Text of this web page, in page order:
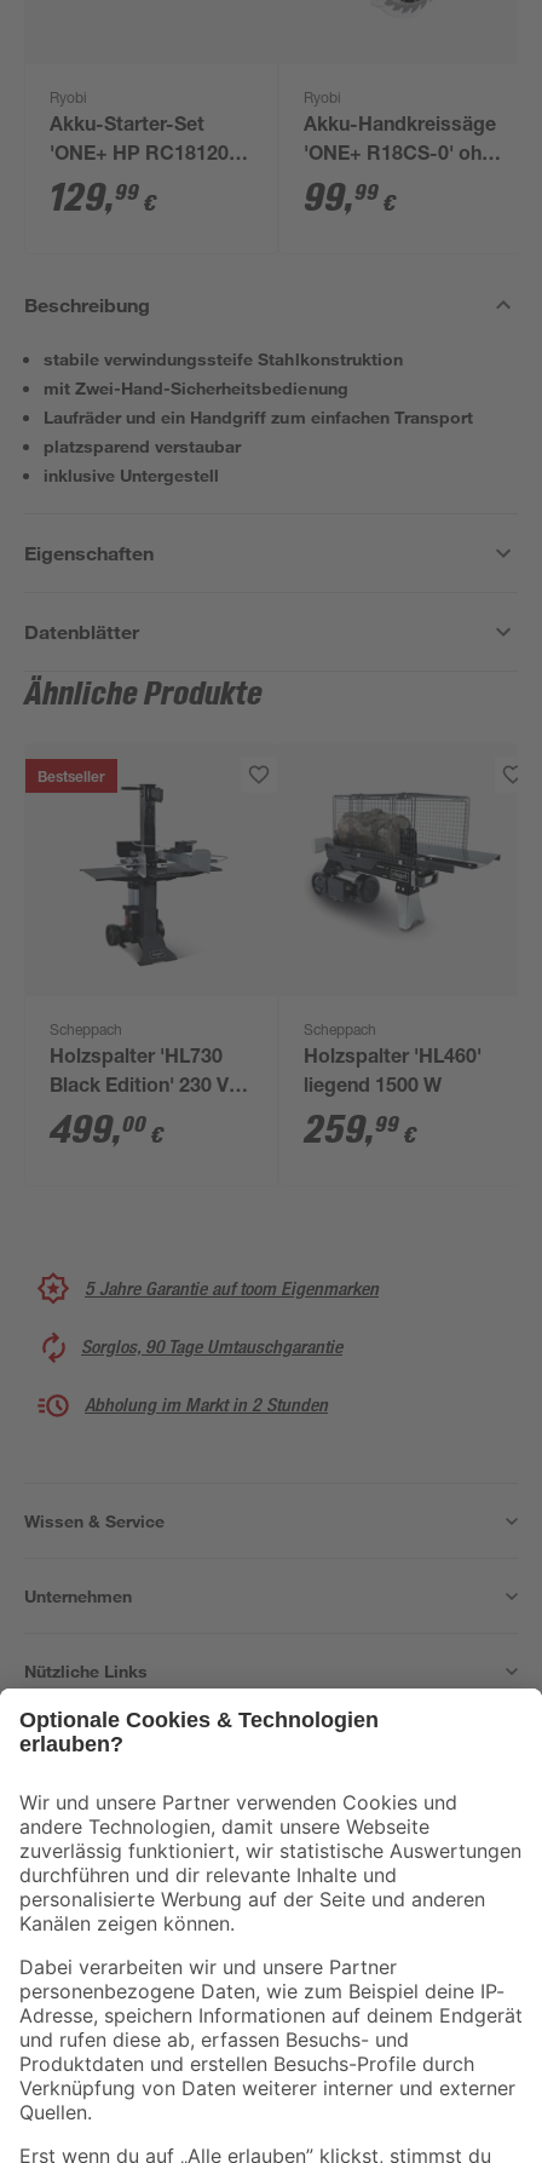
Ryobi
Akku-Starter-Set
'ONE+ HP RC18120-
150X' 18 V 5,0 Ah mit
Akku und Ladegerät
129,99 €
Ryobi
Akku-Handkreissäge
'ONE+ R18CS-0' ohne
Akku, Ø 165 mm
99,99 €
Beschreibung
stabile verwindungssteife Stahlkonstruktion
mit Zwei-Hand-Sicherheitsbedienung
Laufräder und ein Handgriff zum einfachen Transport
platzsparend verstaubar
inklusive Untergestell
Eigenschaften
Datenblätter
Ähnliche Produkte
Bestseller
Scheppach
Holzspalter 'HL730
Black Edition' 230 V
3000 W
499,00 €
Scheppach
Holzspalter 'HL460'
liegend 1500 W
259,99 €
5 Jahre Garantie auf toom Eigenmarken
Sorglos, 90 Tage Umtauschgarantie
Abholung im Markt in 2 Stunden
Wissen & Service
Unternehmen
Nützliche Links
Der toom Newsletter: Keine Angebote und Aktionen mehr verpassen!
Zur Newsletter Anmeldung
Folge uns
Zahlungsarten Versandarten
Sicher einkaufen